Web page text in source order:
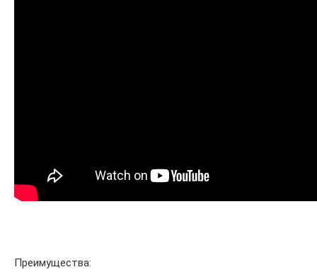
Преимущества: